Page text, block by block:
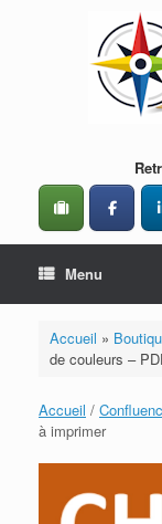
Menu
Accueil »
de couleurs –
Accueil /
à imprimer